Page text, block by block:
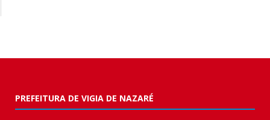
PREFEITURA DE VIGIA DE NAZARÉ